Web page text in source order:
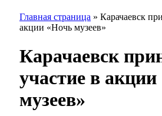
Главная страница » Карачаевск
акции «Ночь музеев»
Карачаевск
участие в
музеев»